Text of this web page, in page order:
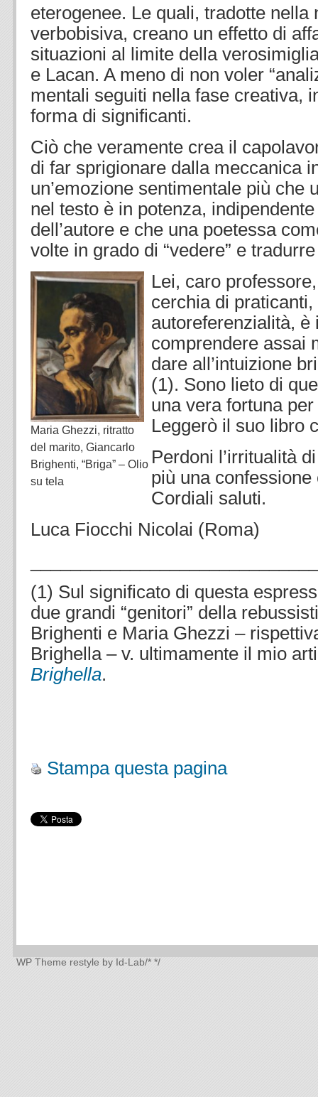
eterogenee. Le quali, tradotte nella
verbobisiva, creano un effetto di
situazioni al limite della
e Lacan. A meno di non voler
mentali seguiti nella fase creativa,
forma di significanti.
Ciò che veramente crea il
di far sprigionare dalla meccanica
un’emozione sentimentale più che
nel testo è in potenza,
dell’autore e che una poetessa
volte in grado di “vedere” e
Maria Ghezzi, ritratto
del marito, Giancarlo
Brighenti, “Briga” – Olio
su tela
Lei, caro
cerchia di
autoreferenzialità, è
comprendere assai
dare all’intuizione
(1). Sono lieto di
una vera fortuna per
Leggerò il suo libro
Perdoni l’irritualità
più una
Cordiali saluti.
Luca Fiocchi Nicolai (Roma)
(1) Sul significato di questa
due grandi “genitori” della
Brighenti e Maria Ghezzi –
Brighella – v. ultimamente il mio
Brighella.
Stampa questa pagina
WP Theme restyle by Id-Lab/* */